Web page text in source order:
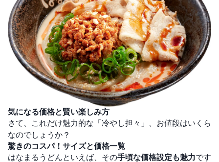
気になる価格と賢い楽しみ方
さて、これだけ魅力的な「冷やし担々」、お値段はいくら
なのでしょうか？
驚きのコスパ！サイズと価格一覧
はなまるうどんといえば、その手頃な価格設定も魅力です